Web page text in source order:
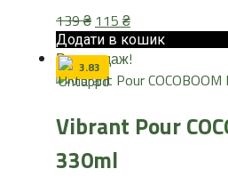
139₴ Оригінальна
ціна:
139 ₴.
115 ₴Поточна
ціна:
115 ₴.
Додати в кошик
Розпродаж!
3.83
Vibrant Pour
330ml